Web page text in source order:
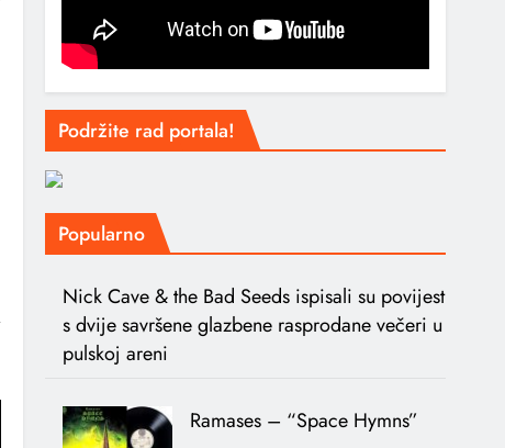
Podržite rad portala!
Popularno
Nick Cave & the Bad Seeds ispisali su povijest
s dvije savršene glazbene rasprodane večeri u
pulskoj areni
Ramases – “Space Hymns”